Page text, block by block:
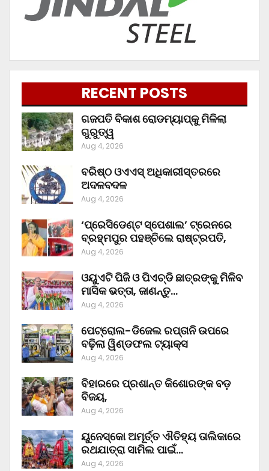
RECENT POSTS
ଗଜପତି ବିକାଶ ରୋଡମ୍ୟାପ୍‌କୁ ମିଳିଲା
ଗୁରୁତ୍ୱ
Aug 4, 2026
ବରିଷ୍ଠ ଓଏଏସ୍‌ ଅଧିକାରୀସ୍ତରରେ
ଅଦଳବଦଳ
Aug 4, 2026
‘ପ୍ରେସିଡେଣ୍ଟ ସ୍ପେଶାଲ’ ଟ୍ରେନରେ
ବ୍ରହ୍ମପୁର ପହଞ୍ଚିଲେ ରାଷ୍ଟ୍ରପତି,
Aug 4, 2026
ଓୟୁଏଟି ପିଜି ଓ ପିଏଚ୍‌ଡି ଛାତ୍ରଙ୍କୁ ମିଳିବ
ମାସିକ ଭତ୍ତା, ଜାଣନ୍ତୁ…
Aug 4, 2026
ପେଟ୍ରୋଲ-ଡିଜେଲ ରପ୍ତାନି ଉପରେ
ବଢ଼ିଲା ୱିଣ୍ଡଫଲ ଟ୍ୟାକ୍ସ
Aug 4, 2026
ବିହାରରେ ପ୍ରଶାନ୍ତ କିଶୋରଙ୍କ ବଡ଼
ବିଜୟ,
Aug 4, 2026
ୟୁନେସ୍କୋ ଅମୂର୍ତ୍ତ ଐତିହ୍ୟ ତାଲିକାରେ
ରଥଯାତ୍ରା ସାମିଲ ପାଇଁ…
Aug 4, 2026